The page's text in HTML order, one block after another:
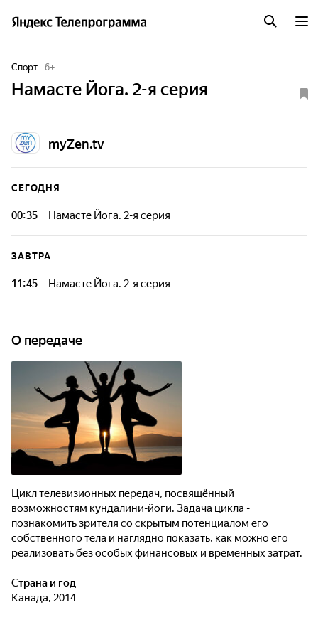
Спорт 6+
Намасте Йога. 2-я серия
myZen.tv
СЕГОДНЯ
00:35 Намасте Йога. 2-я серия
ЗАВТРА
11:45 Намасте Йога. 2-я серия
О передаче
Цикл телевизионных передач, посвящённый
возможностям кундалини-йоги. Задача цикла -
познакомить зрителя со скрытым потенциалом его
собственного тела и наглядно показать, как можно его
реализовать без особых финансовых и временных затрат.
Страна и год
Канада, 2014